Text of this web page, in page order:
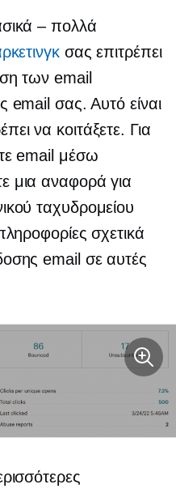
– πολλά
σας επιτρέπει
των email
email σας. Αυτό είναι
να κοιτάξετε. Για
email μέσω
μια αναφορά για
ταχυδρομείου
σχετικά
email σε αυτές